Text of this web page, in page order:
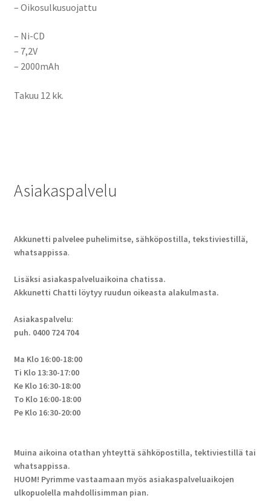
– Oikosulkusuojattu
– Ni-CD
– 7,2V
– 2000mAh
Takuu 12 kk.
Asiakaspalvelu
Akkunetti palvelee puhelimitse, sähköpostilla, tekstiviestillä,
whatsappissa.
Lisäksi asiakaspalveluaikoina chatissa.
Akkunetti Chatti löytyy ruudun oikeasta alakulmasta.
Asiakaspalvelu:
puh. 0400 724 704
Ma Klo 16:00-18:00
Ti Klo 13:30-17:00
Ke Klo 16:30-18:00
To Klo 16:00-18:00
Pe Klo 16:30-20:00
Muina aikoina otathan yhteyttä sähköpostilla, tektiviestillä tai
whatsappissa.
HUOM! Pyrimme vastaamaan myös asiakaspalveluaikojen
ulkopuolella mahdollisimman pian.